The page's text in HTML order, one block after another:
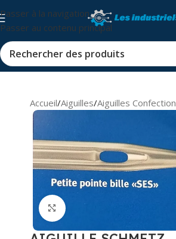
Passer à la navigation
Passer au contenu principal
Accueil/Aiguilles/Aiguilles Confection
Cliquez pour agrandir